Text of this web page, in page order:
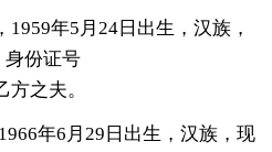
1959年5月24日出生，汉族，
身份证号
方之夫。
年6月29日出生，汉族，现